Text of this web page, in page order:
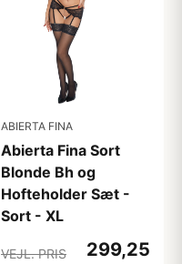
ABIERTA FINA
Abierta Fina Sort
Blonde Bh og
Hofteholder Sæt -
Sort - XL
VEJL. PRIS
299,25